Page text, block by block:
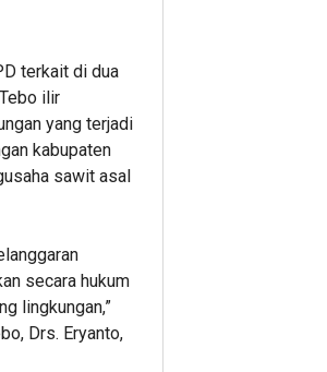
terkait di dua
ilir
yang terjadi
kabupaten
sawit asal
secara hukum
lingkungan,”
Drs. Eryanto,